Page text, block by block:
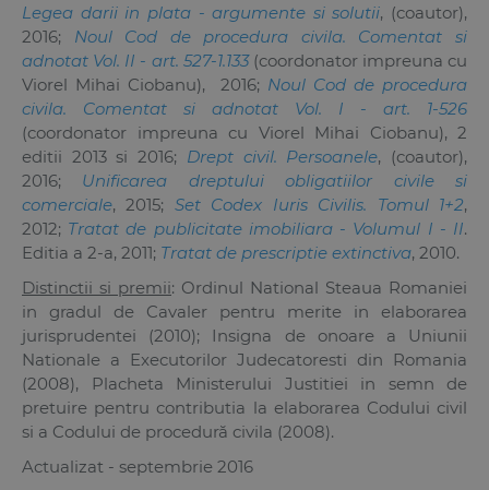
Legea darii in plata - argumente si solutii, (coautor),
2016; Noul Cod de procedura civila. Comentat si
adnotat Vol. II - art. 527-1.133(coordonator impreuna cu
Viorel Mihai Ciobanu), 2016; Noul Cod de procedura
civila. Comentat si adnotat Vol. I - art. 1-526
(coordonator impreuna cu Viorel Mihai Ciobanu), 2
editii 2013 si 2016; Drept civil. Persoanele, (coautor),
2016; Unificarea dreptului obligatiilor civile si
comerciale, 2015; Set Codex Iuris Civilis. Tomul 1+2,
2012; Tratat de publicitate imobiliara - Volumul I - II.
Editia a 2-a, 2011; Tratat de prescriptie extinctiva, 2010.
Distinctii si premii: Ordinul National Steaua Romaniei
in gradul de Cavaler pentru merite in elaborarea
jurisprudentei (2010); Insigna de onoare a Uniunii
Nationale a Executorilor Judecatoresti din Romania
(2008), Placheta Ministerului Justitiei in semn de
pretuire pentru contributia la elaborarea Codului civil
si a Codului de procedură civila (2008).
Actualizat - septembrie 2016